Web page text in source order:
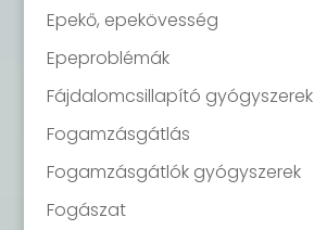
Epekő, epekövesség
Epeproblémák
Fájdalomcsillapító gyógyszerek
Fogamzásgátlás
Fogamzásgátlók gyógyszerek
Fogászat